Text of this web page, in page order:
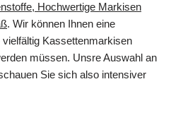
Hochwertige Markisen
. Wir können Ihnen eine
Kassettenmarkisen
müssen. Unsre Auswahl an
Sie sich also intensiver